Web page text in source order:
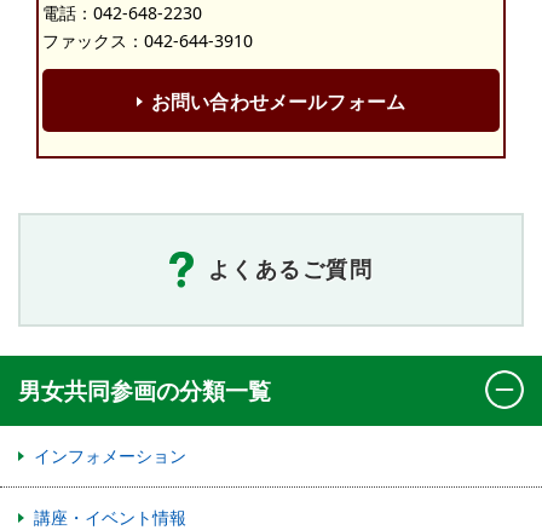
電話： 042-648-2230
ファックス：042-644-3910
お問い合わせメールフォーム
よくあるご質問
男女共同参画の分類一覧
インフォメーション
講座・イベント情報